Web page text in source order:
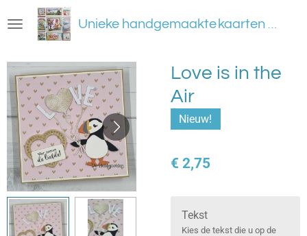
direct
de
hoofdinhoud
Unieke handgemaaktekaarten en meer
Love is in the
Air
Nieuw!
€ 2,75
Tekst
Kies de tekst die u op de